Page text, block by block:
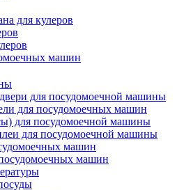
для кулеров
машин
для посудомоечной машины
для посудомоечных машин
для посудомоечной машины
для посудомоечной машины
машин
машин